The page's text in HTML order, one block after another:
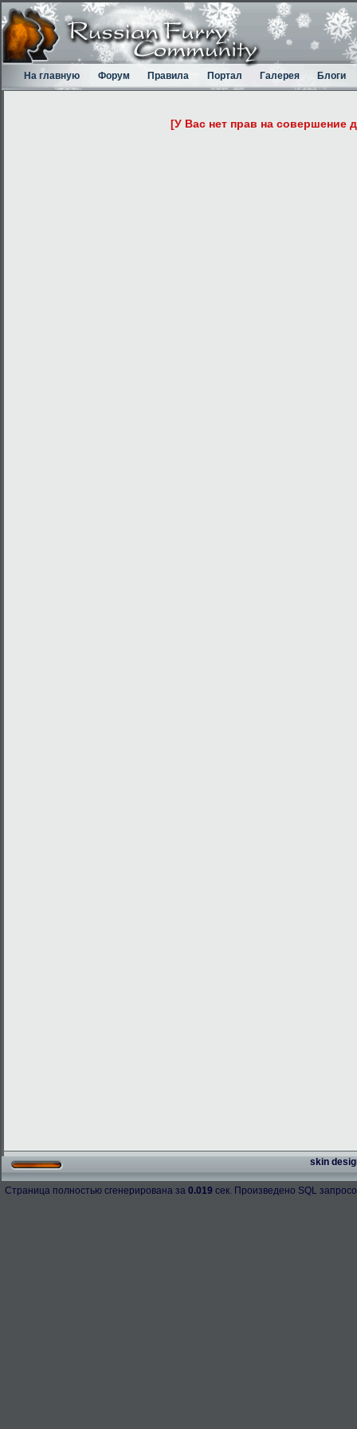
На главную Форум Правила Портал Галерея Блоги
[У Вас нет прав на совершение
skin
Страница полностью сгенерирована за 0.019 сек. Произведено SQL